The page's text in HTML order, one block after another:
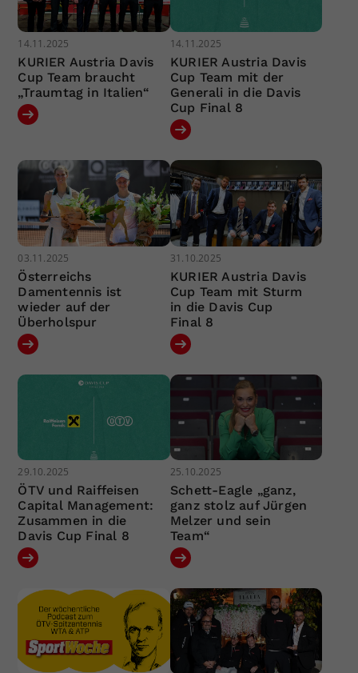
14.11.2025
KURIER Austria Davis
Cup Team braucht
„Traumtag in Italien“
14.11.2025
KURIER Austria Davis
Cup Team mit der
Generali in die Davis
Cup Final 8
03.11.2025
Österreichs
Damentennis ist
wieder auf der
Überholspur
31.10.2025
KURIER Austria Davis
Cup Team mit Sturm
in die Davis Cup
Final 8
29.10.2025
ÖTV und Raiffeisen
Capital Management:
Zusammen in die
Davis Cup Final 8
25.10.2025
Schett-Eagle „ganz,
ganz stolz auf Jürgen
Melzer und sein
Team“